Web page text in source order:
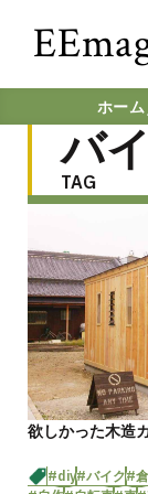
ホーム
バ
TAG
欲しかった木造
#diy#バイク#